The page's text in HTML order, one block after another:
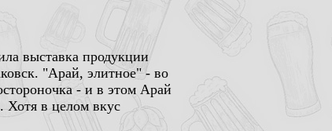
выставка продукции
"Арай, элитное" - во
- и в этом Арай
Хотя в целом вкус